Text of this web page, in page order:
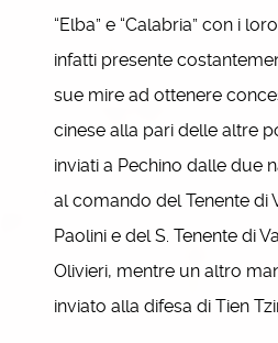
“Elba” e “Calabria” con i
infatti presente
sue mire ad ottenere
cinese alla pari delle altre
inviati a Pechino dalle due
al comando del Tenente di
Paolini e del S. Tenente di
Olivieri, mentre un altro
inviato alla difesa di Tien